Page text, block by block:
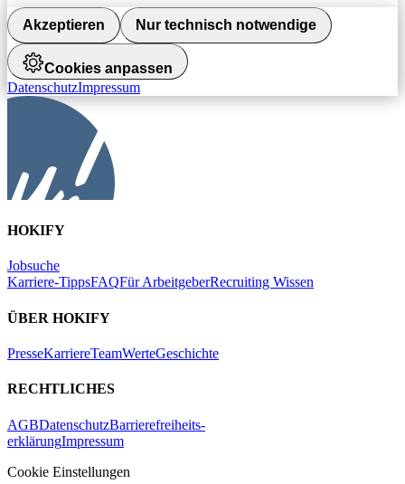
Akzeptieren Nur technisch notwendige
Cookies anpassen
DatenschutzImpressum
HOKIFY
Jobsuche
Karriere-TippsFAQFür ArbeitgeberRecruiting Wissen
ÜBER HOKIFY
PresseKarriereTeamWerteGeschichte
RECHTLICHES
AGBDatenschutzBarrierefreiheits-
erklärungImpressum
Cookie Einstellungen